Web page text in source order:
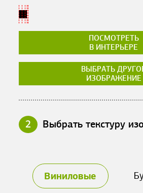
ПОСМОТРЕТЬ
В ИНТЕРЬЕРЕ
ВЫБРАТЬ
ИЗОБРАЖЕНИЕ
2 Выбрать текстуру
Виниловые